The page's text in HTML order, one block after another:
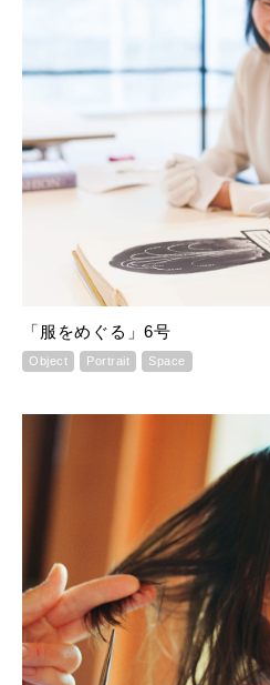
「服をめぐる」6号
Object Portrait Space